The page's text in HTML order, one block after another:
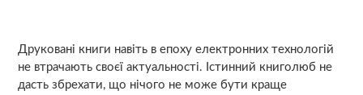
Друковані книги навіть в епоху електронних технологій
не втрачають своєї актуальності. Істинний книголюб не
дасть збрехати, що нічого не може бути краще